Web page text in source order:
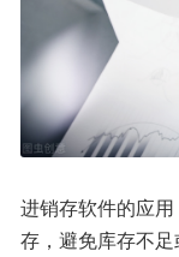
进销存软件的应
存，避免库存不